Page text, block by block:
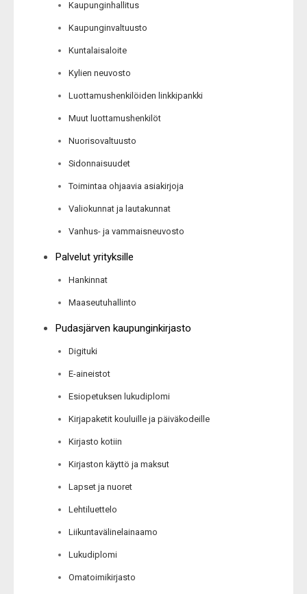
Kaupunginhallitus
Kaupunginvaltuusto
Kuntalaisaloite
Kylien neuvosto
Luottamushenkilöiden linkkipankki
Muut luottamushenkilöt
Nuorisovaltuusto
Sidonnaisuudet
Toimintaa ohjaavia asiakirjoja
Valiokunnat ja lautakunnat
Vanhus- ja vammaisneuvosto
Palvelut yrityksille
Hankinnat
Maaseutuhallinto
Pudasjärven kaupunginkirjasto
Digituki
E-aineistot
Esiopetuksen lukudiplomi
Kirjapaketit kouluille ja päiväkodeille
Kirjasto kotiin
Kirjaston käyttö ja maksut
Lapset ja nuoret
Lehtiluettelo
Liikuntavälinelainaamo
Lukudiplomi
Omatoimikirjasto